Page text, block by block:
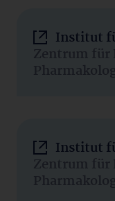
Institut
Zentrum für
Institut
Zentrum für